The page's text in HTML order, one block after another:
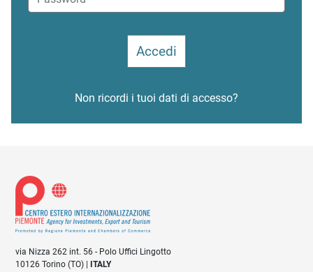
Non ricordi i tuoi dati di accesso?
via Nizza 262 int. 56 - Polo Uffici Lingotto
10126 Torino (TO) |ITALY